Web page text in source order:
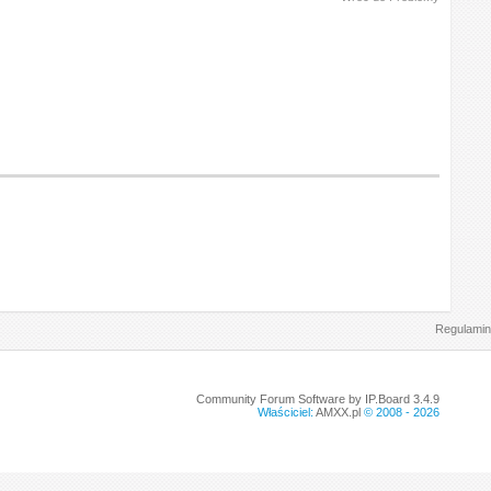
Regulamin
Community Forum Software by IP.Board 3.4.9
Właściciel: AMXX.pl© 2008 - 2026